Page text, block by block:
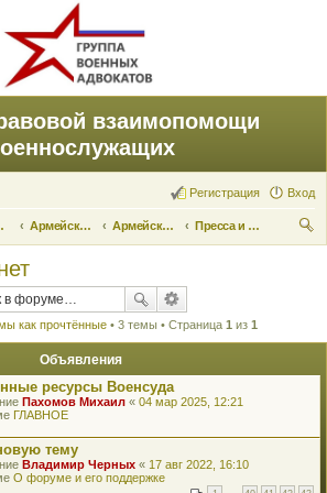
взаимопомощи
Вход
Регистрация
Армейские новости Армейские новости
Пресса и интернет
как прочтённые• 3 темы • Страница 1 из 1
Объявления
ресурсы Военсуда
Пахомов Михаил « 04 мар 2025, 12:21
ГЛАВНОЕ
тему
Владимир Черных « 17 авг 2022, 16:10
О форуме и его поддержке